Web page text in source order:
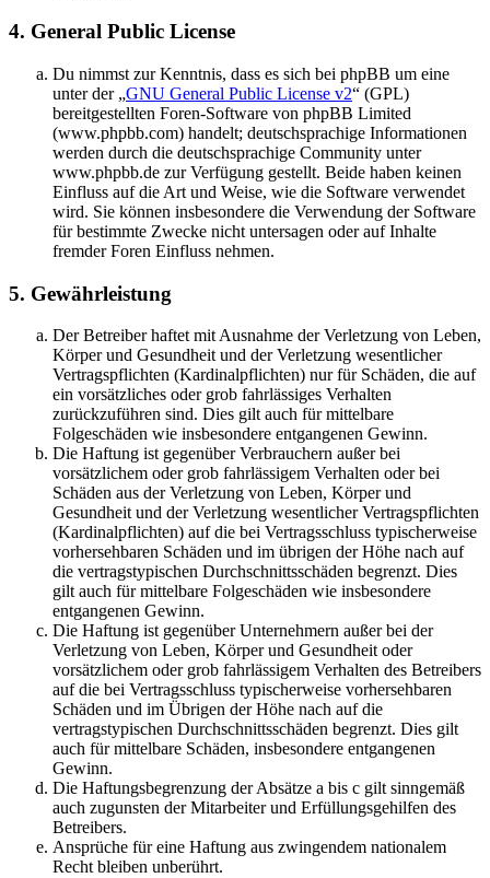
4. General Public License
Du nimmst zur Kenntnis, dass es sich bei phpBB um eine
unter der „GNU General Public License v2“ (GPL)
bereitgestellten Foren-Software von phpBB Limited
(www.phpbb.com) handelt; deutschsprachige Informationen
werden durch die deutschsprachige Community unter
www.phpbb.de zur Verfügung gestellt. Beide haben keinen
Einfluss auf die Art und Weise, wie die Software verwendet
wird. Sie können insbesondere die Verwendung der Software
für bestimmte Zwecke nicht untersagen oder auf Inhalte
fremder Foren Einfluss nehmen.
5. Gewährleistung
Der Betreiber haftet mit Ausnahme der Verletzung von Leben,
Körper und Gesundheit und der Verletzung wesentlicher
Vertragspflichten (Kardinalpflichten) nur für Schäden, die auf
ein vorsätzliches oder grob fahrlässiges Verhalten
zurückzuführen sind. Dies gilt auch für mittelbare
Folgeschäden wie insbesondere entgangenen Gewinn.
Die Haftung ist gegenüber Verbrauchern außer bei
vorsätzlichem oder grob fahrlässigem Verhalten oder bei
Schäden aus der Verletzung von Leben, Körper und
Gesundheit und der Verletzung wesentlicher Vertragspflichten
(Kardinalpflichten) auf die bei Vertragsschluss typischerweise
vorhersehbaren Schäden und im übrigen der Höhe nach auf
die vertragstypischen Durchschnittsschäden begrenzt. Dies
gilt auch für mittelbare Folgeschäden wie insbesondere
entgangenen Gewinn.
Die Haftung ist gegenüber Unternehmern außer bei der
Verletzung von Leben, Körper und Gesundheit oder
vorsätzlichem oder grob fahrlässigem Verhalten des Betreibers
auf die bei Vertragsschluss typischerweise vorhersehbaren
Schäden und im Übrigen der Höhe nach auf die
vertragstypischen Durchschnittsschäden begrenzt. Dies gilt
auch für mittelbare Schäden, insbesondere entgangenen
Gewinn.
Die Haftungsbegrenzung der Absätze a bis c gilt sinngemäß
auch zugunsten der Mitarbeiter und Erfüllungsgehilfen des
Betreibers.
Ansprüche für eine Haftung aus zwingendem nationalem
Recht bleiben unberührt.